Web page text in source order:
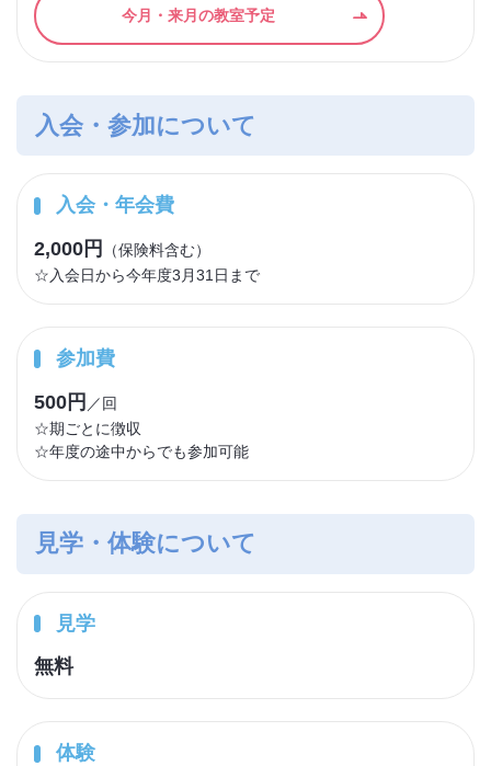
今月・来月の教室予定
入会・参加について
入会・年会費
2,000円
（保険料含む）
☆入会日から今年度3月31日まで
参加費
500円 ／回
☆期ごとに徴収
☆年度の途中からでも参加可能
見学・体験について
見学
無料
体験